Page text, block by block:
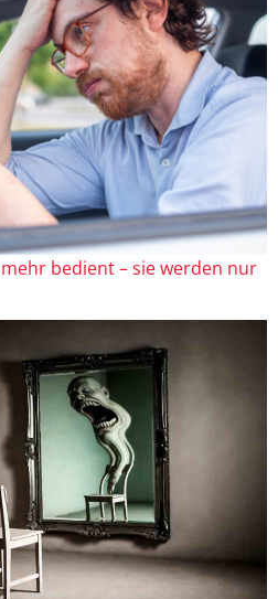
bedient – sie werden nur